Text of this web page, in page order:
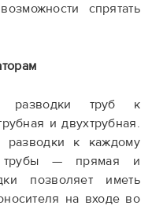
спрятать
разводки труб к
и двухтрубная.
разводки к каждому
трубы — прямая и
позволяет иметь
на входе во